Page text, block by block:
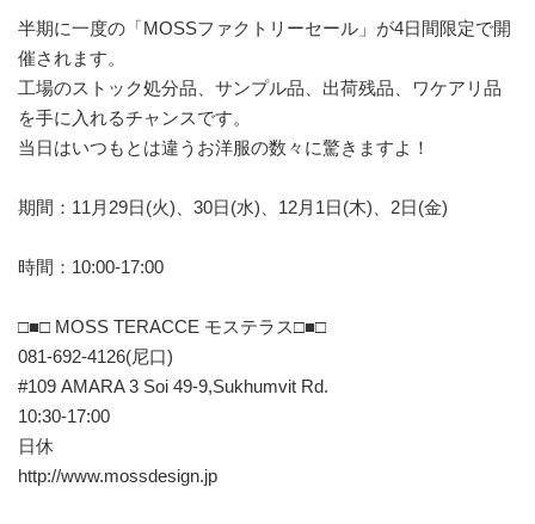
半期に一度の「MOSSファクトリーセール」が4日間限定で開
催されます。
工場のストック処分品、サンプル品、出荷残品、ワケアリ品
を手に入れるチャンスです。
当日はいつもとは違うお洋服の数々に驚きますよ！
期間：11月29日(火)、30日(水)、12月1日(木)、2日(金)
時間：10:00-17:00
□■□ MOSS TERACCE モステラス□■□
081-692-4126(尼口)
#109 AMARA 3 Soi 49-9,Sukhumvit Rd.
10:30-17:00
日休
http://www.mossdesign.jp